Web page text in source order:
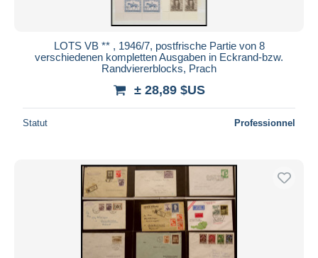
LOTS VB ** , 1946/7, postfrische Partie von 8
verschiedenen kompletten Ausgaben in Eckrand-bzw.
Randviererblocks, Prach
± 28,89 $US
Statut Professionnel